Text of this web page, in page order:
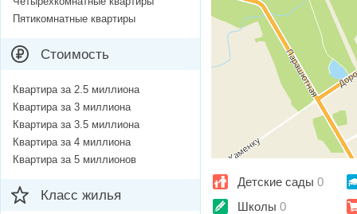
Детские сады 0
Школы 0
Пятикомнатные квартиры
Стоимость
Квартира за 2.5 миллиона
Квартира за 3 миллиона
Квартира за 3.5 миллиона
Квартира за 4 миллиона
Квартира за 5 миллионов
Класс жилья